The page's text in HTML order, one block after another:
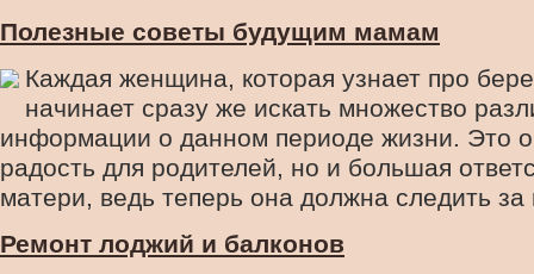
Полезные советы будущим мамам
Каждая женщина, которая узнает про
начинает сразу же искать множество
информации о данном периоде жизни. Это
радость для родителей, но и большая
матери, ведь теперь она должна следить за
Ремонт лоджий и балконов